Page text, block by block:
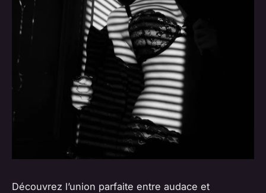
Découvrez l’union parfaite entre audace et